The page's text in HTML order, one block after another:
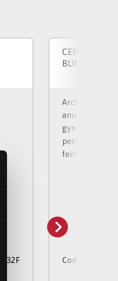
W32F
BLWYDDYN
Archwiliwch
amrywiaeth o
gynnwys:
perfformio,
feirniadol,
Cod UCAS